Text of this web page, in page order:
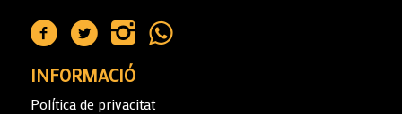
INFORMACIÓ
Política de privacitat